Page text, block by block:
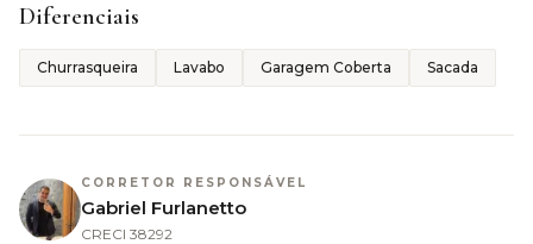
Diferenciais
Churrasqueira Lavabo Garagem Coberta Sacada
CORRETOR RESPONSÁVEL
Gabriel Furlanetto
CRECI 38292